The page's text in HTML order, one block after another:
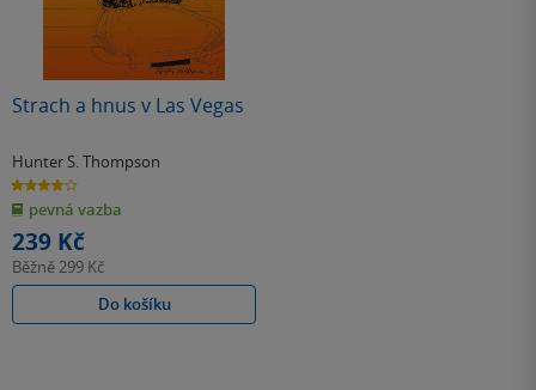
Strach a hnus v Las Vegas
Hunter S. Thompson
3.8
z
5
hvězdiček
pevná vazba
239 Kč
Běžně299 Kč
Do košíku